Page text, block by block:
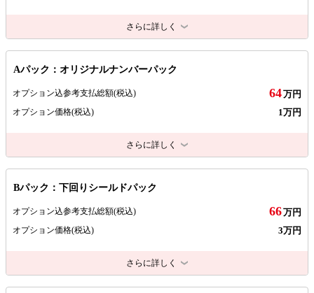
さらに詳しく
Aパック：オリジナルナンバーパック
オプション込参考支払総額(税込) 64万円
オプション価格(税込) 1万円
さらに詳しく
Bパック：下回りシールドパック
オプション込参考支払総額(税込) 66万円
オプション価格(税込) 3万円
さらに詳しく